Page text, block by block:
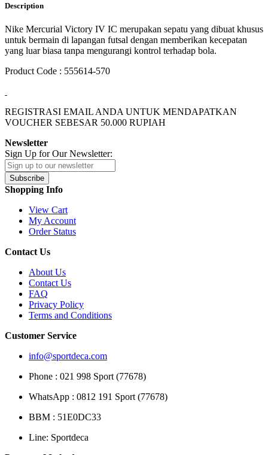
Description
Nike Mercurial Victory IV IC merupakan sepatu yang dibuat khusus
untuk bermain di lapangan futsal dengan memberikan kecepatan
yang luar biasa tanpa mengurangi kontrol terhadap bola.
Product Code : 555614-570
REGISTRASI EMAIL ANDA UNTUK MENDAPATKAN
VOUCHER SEBESAR 50.000 RUPIAH
Newsletter
Sign Up for Our Newsletter:
Subscribe
Shopping Info
View Cart
My Account
Order Status
Contact Us
About Us
Contact Us
FAQ
Privacy Policy
Terms and Conditions
Customer Service
info@sportdeca.com
Phone : 021 998 Sport (77678)
WhatsApp : 0812 191 Sport (77678)
BBM : 51E0DC33
Line: Sportdeca